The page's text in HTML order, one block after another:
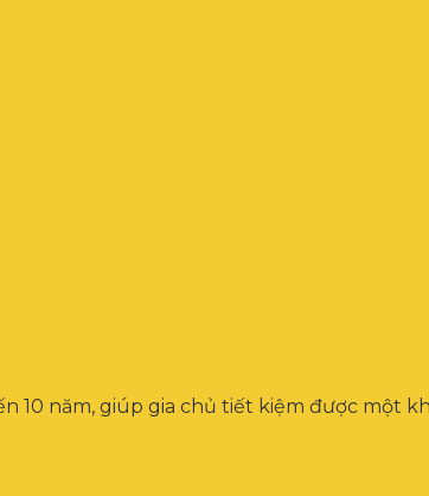
10 năm, giúp gia chủ tiết kiệm được một